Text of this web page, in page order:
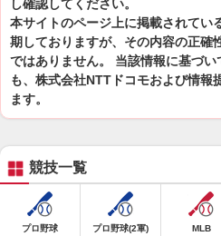
し確認してください。
本サイトのページ上に掲載されてい
期しておりますが、その内容の正確
ではありません。 当該情報に基づ
も、株式会社NTTドコモおよび情報
ます。
競技一覧
プロ野球 プロ野球(2軍) MLB